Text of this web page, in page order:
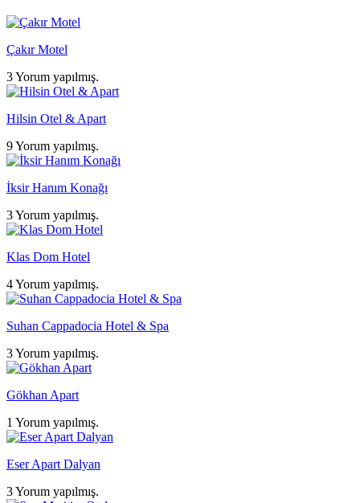
Çakır Motel
3 Yorum yapılmış.
Hilsin Otel & Apart
9 Yorum yapılmış.
İksir Hanım Konağı
3 Yorum yapılmış.
Klas Dom Hotel
4 Yorum yapılmış.
Suhan Cappadocia Hotel & Spa
3 Yorum yapılmış.
Gökhan Apart
1 Yorum yapılmış.
Eser Apart Dalyan
3 Yorum yapılmış.